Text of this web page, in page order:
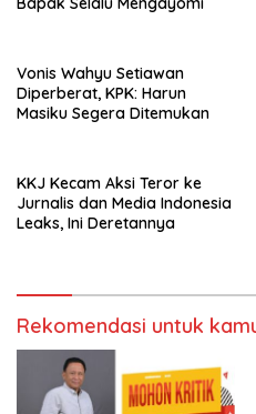
Vonis Wahyu Setiawan
Diperberat, KPK: Harun
Masiku Segera Ditemukan
KKJ Kecam Aksi Teror ke
Jurnalis dan Media Indonesia
Leaks, Ini Deretannya
Rekomendasi untuk